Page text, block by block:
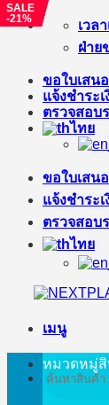
ข้าม
เนื้อหา
เวล
ฝ่าย
ขอใบเสน
แจ้งชำระเ
ตรวจสอบ
ไทย
ขอใบเสน
แจ้งชำระเ
ตรวจสอบ
ไทย
เมนู
ค้นหา:
หมวดหมู่
SALE
-14%
SALE
-40%
SALE
-6%
SALE
-21%